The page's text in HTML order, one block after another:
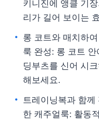
키니진에 앵클 기
리가 길어 보이는
롱 코트와 매치하
룩 완성: 롱 코트
딩부츠를 신어 시
해보세요.
트레이닝복과 함
한 캐주얼룩: 활동